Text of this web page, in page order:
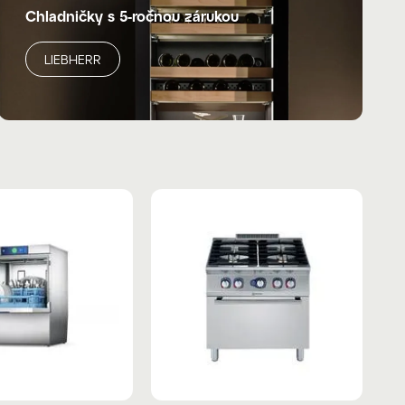
Chladničky s 5-ročnou zárukou
LIEBHERR